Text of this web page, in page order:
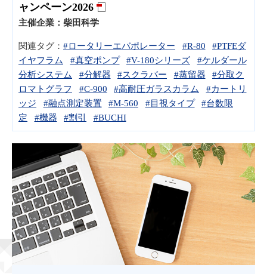
ャンペーン2026
主催企業： 柴田科学
関連タグ： #ロータリーエバポレーター #R-80
#PTFEダ
イヤフラム
#真空ポンプ #V-180シリーズ
#ケルダール
分析システム
#分解器 #スクラバー #蒸留器
#分取ク
ロマトグラフ
#C-900 #高耐圧ガラスカラム
#カートリ
ッジ
#融点測定装置 #M-560 #目視タイプ
#台数限
定
#機器 #割引 #BUCHI